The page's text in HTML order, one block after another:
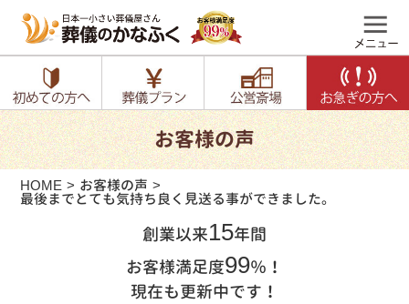
お客様の声
HOME お客様の声
最後までとても気持ち良く見送る事ができました。
創業以来15年間
お客様満足度99％！
現在も更新中です！